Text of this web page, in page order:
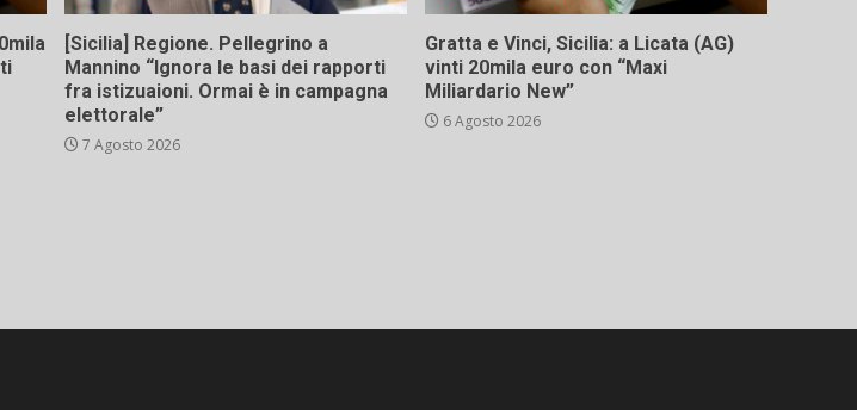
[Sicilia] Regione. Pellegrino a
Mannino “Ignora le basi dei rapporti
fra istizuaioni. Ormai è in campagna
elettorale”
7 Agosto 2026
Gratta e Vinci, Sicilia: a Licata (AG)
vinti 20mila euro con “Maxi
Miliardario New”
6 Agosto 2026